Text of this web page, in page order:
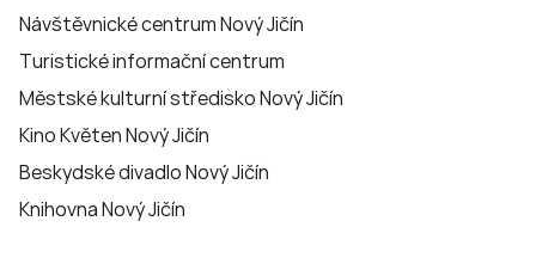
Návštěvnické centrum Nový Jičín
Turistické informační centrum
Městské kulturní středisko Nový Jičín
Kino Květen Nový Jičín
Beskydské divadlo Nový Jičín
Knihovna Nový Jičín